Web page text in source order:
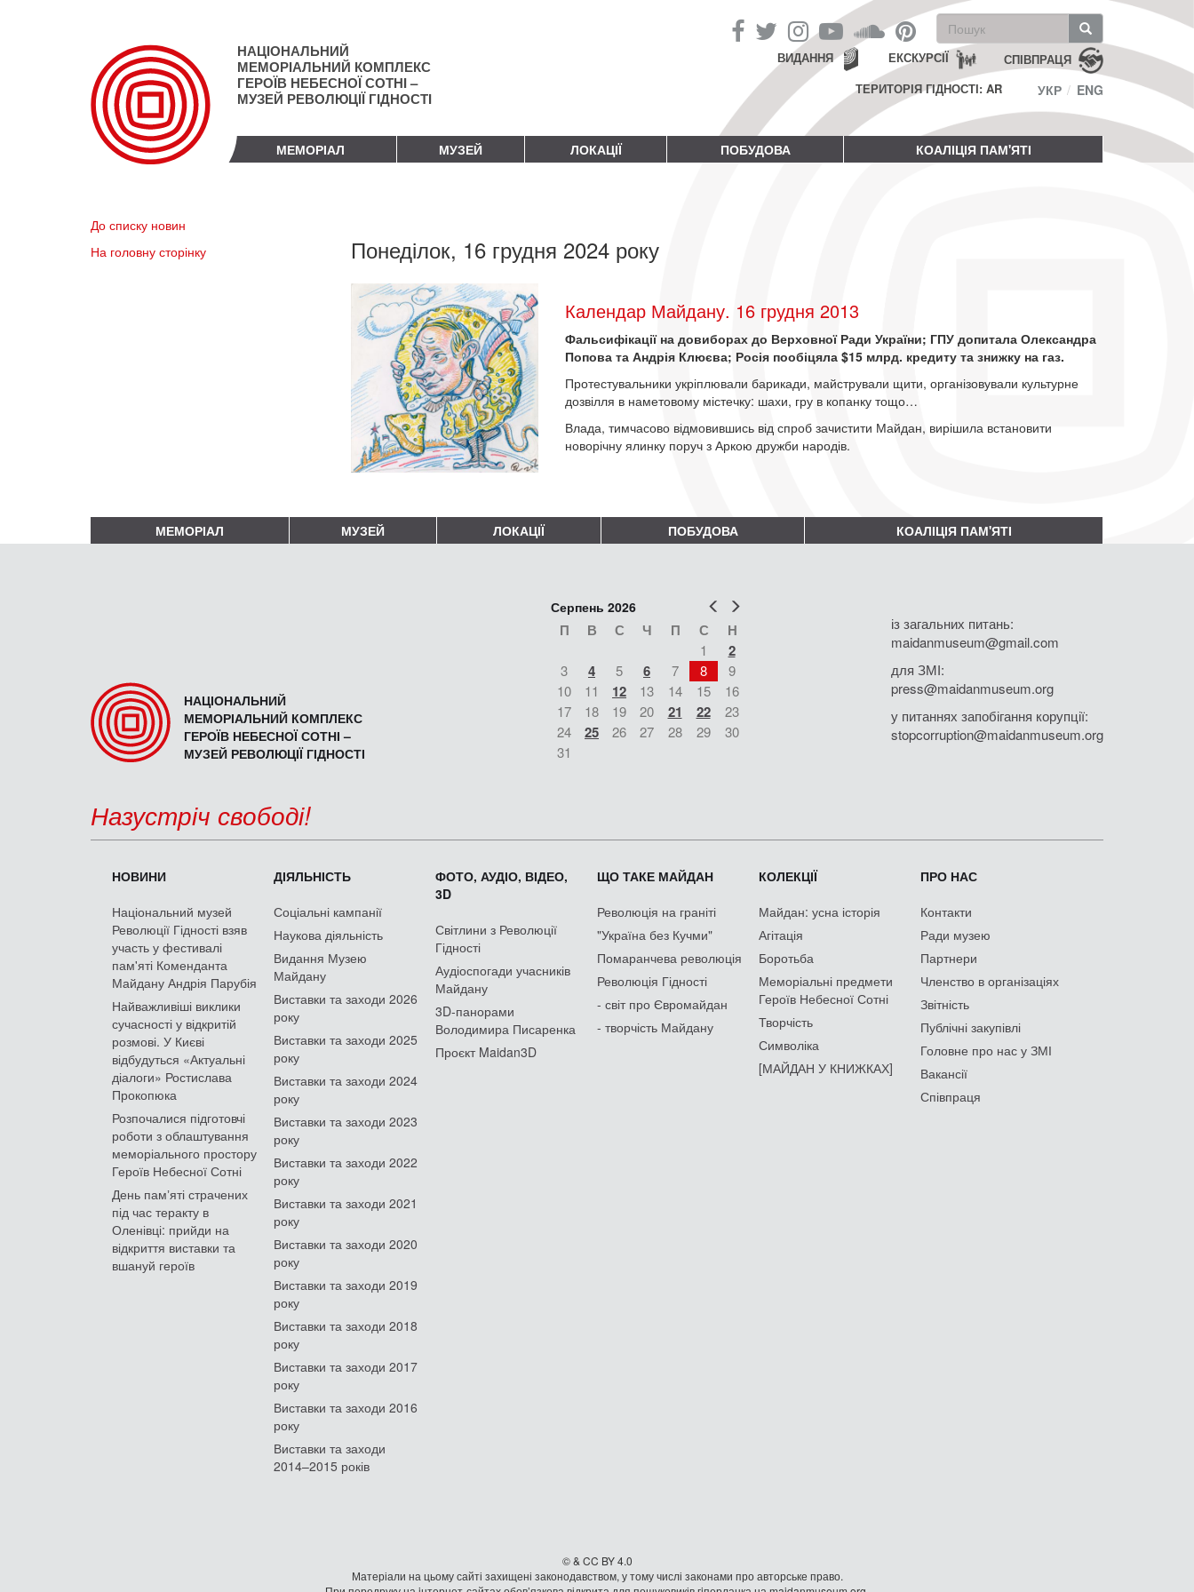
НАЦІОНАЛЬНИЙ
МЕМОРІАЛЬНИЙ КОМПЛЕКС
ГЕРОЇВ НЕБЕСНОЇ СОТНІ –
МУЗЕЙ РЕВОЛЮЦІЇ ГІДНОСТІ
Пошукова
форма
Пошук СПІВПРАЦЯ
ЕКСКУРСІЇ
ВИДАННЯ
ТЕРИТОРІЯ ГІДНОСТІ: AR
УКР ENG
МЕМОРІАЛ МУЗЕЙ ЛОКАЦІЇ ПОБУДОВА КОАЛІЦІЯ ПАМ'ЯТІ
До списку новин
На головну сторінку
Понеділок, 16 грудня 2024 року
Календар Майдану. 16 грудня 2013
Фальсифікації на довиборах до Верховної Ради України; ГПУ допитала Олександра
Попова та Андрія Клюєва; Росія пообіцяла $15 млрд. кредиту та знижку на газ.
Протестувальники укріплювали барикади, майстрували щити, організовували культурне
дозвілля в наметовому містечку: шахи, гру в копанку тощо…
Влада, тимчасово відмовившись від спроб зачистити Майдан, вирішила встановити
новорічну ялинку поруч з Аркою дружби народів.
МЕМОРІАЛ МУЗЕЙ ЛОКАЦІЇ ПОБУДОВА КОАЛІЦІЯ ПАМ'ЯТІ
НАЦІОНАЛЬНИЙ
МЕМОРІАЛЬНИЙ КОМПЛЕКС
ГЕРОЇВ НЕБЕСНОЇ СОТНІ –
МУЗЕЙ РЕВОЛЮЦІЇ ГІДНОСТІ
Попер
Серпень 2026
П В С Ч П С Н
1 2
3 4 5 6 7 8
9
10
11 12 13 14 15
16
17
18 19 20 21 22
23
24
25 26 27 28 29
30
31
із загальних питань:
maidanmuseum@gmail.com
для ЗМІ:
press@maidanmuseum.org
у питаннях запобігання корупції:
stopcorruption@maidanmuseum.org
Назустріч свободі!
НОВИНИ
Національний музей
Революції Гідності взяв
участь у фестивалі
пам'яті Коменданта
Майдану Андрія Парубія
Найважливіші виклики
сучасності у відкритій
розмові. У Києві
відбудуться «Актуальні
діалоги» Ростислава
Прокопюка
Розпочалися підготовчі
роботи з облаштування
меморіального простору
Героїв Небесної Сотні
День памʼяті страчених
під час теракту в
Оленівці: прийди на
відкриття виставки та
вшануй героїв
ДІЯЛЬНІСТЬ
Соціальні кампанії
Наукова діяльність
Видання Музею
Майдану
Виставки та заходи 2026
року
Виставки та заходи 2025
року
Виставки та заходи 2024
року
Виставки та заходи 2023
року
Виставки та заходи 2022
року
Виставки та заходи 2021
року
Виставки та заходи 2020
року
Виставки та заходи 2019
року
Виставки та заходи 2018
року
Виставки та заходи 2017
року
Виставки та заходи 2016
року
Виставки та заходи
2014–2015 років
ФОТО, АУДІО, ВІДЕО,
3D
Світлини з Революції
Гідності
Аудіоспогади учасників
Майдану
3D-панорами
Володимира Писаренка
Проєкт Maidan3D
ЩО ТАКЕ МАЙДАН
Революція на граніті
"Україна без Кучми"
Помаранчева революція
Революція Гідності
- світ про Євромайдан
- творчість Майдану
КОЛЕКЦІЇ
Майдан: усна історія
Агітація
Боротьба
Меморіальні предмети
Героїв Небесної Сотні
Творчість
Символіка
[МАЙДАН У КНИЖКАХ]
ПРО НАС
Контакти
Ради музею
Партнери
Членство в організаціях
Звітність
Публічні закупівлі
Головне про нас у ЗМІ
Вакансії
Співпраця
© & CC BY 4.0
Матеріали на цьому сайті захищені законодавством, у тому числі законами про авторське право.